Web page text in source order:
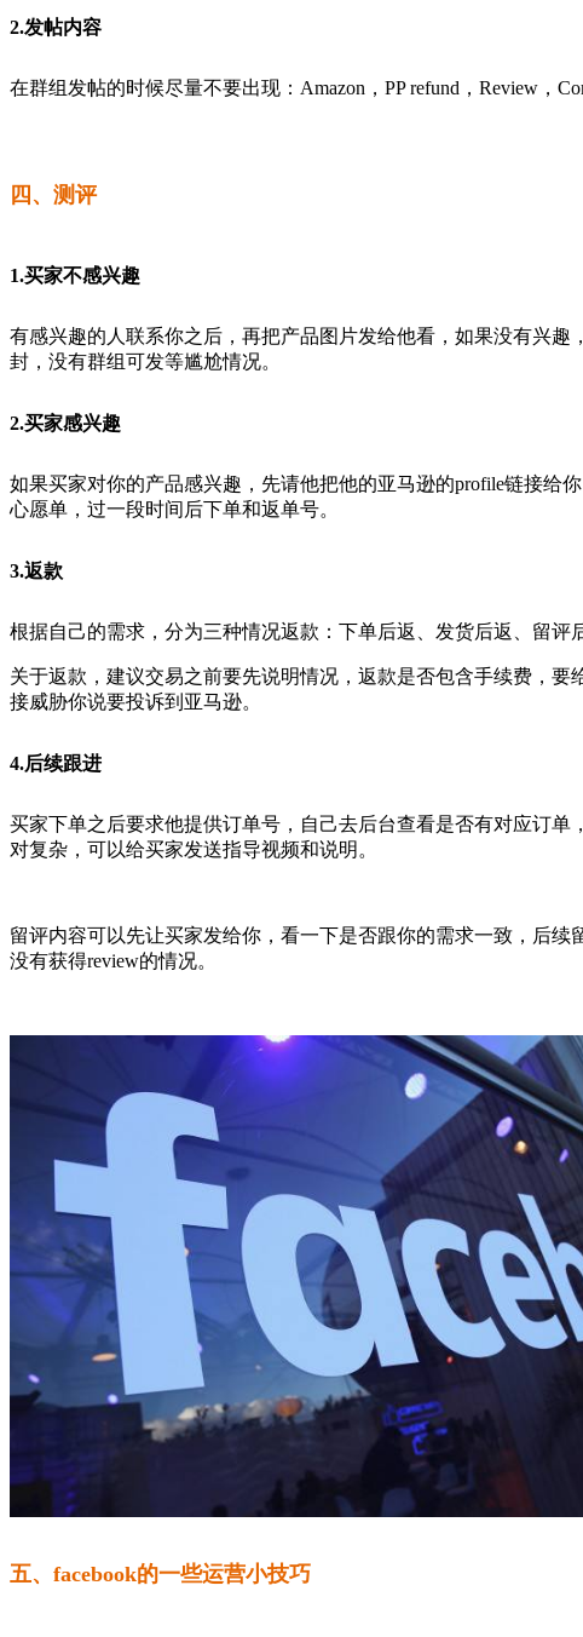
2.发帖内容
在群组发帖的时候尽量不要出现：Amazon，PP refund，Review，
四、测评
1.买家不感兴趣
有感兴趣的人联系你之后，再把产品图片发给他看，如果没有兴
封，没有群组可发等尴尬情况。
2.买家感兴趣
如果买家对你的产品感兴趣，先请他把他的亚马逊的profile链接给
心愿单，过一段时间后下单和返单号。
3.返款
根据自己的需求，分为三种情况返款：下单后返、发货后返、留评
关于返款，建议交易之前要先说明情况，返款是否包含手续费，
接威胁你说要投诉到亚马逊。
4.后续跟进
买家下单之后要求他提供订单号，自己去后台查看是否有对应订
对复杂，可以给买家发送指导视频和说明。
留评内容可以先让买家发给你，看一下是否跟你的需求一致，后
没有获得review的情况。
五、facebook的一些运营小技巧